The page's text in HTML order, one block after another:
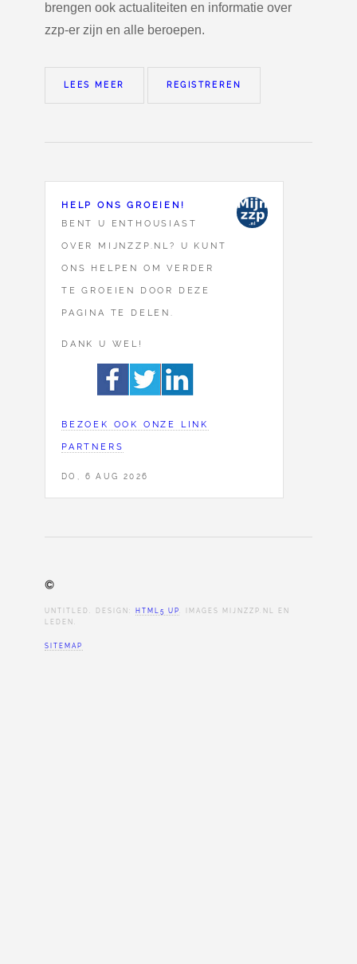
brengen ook actualiteiten en informatie over
zzp-er zijn en alle beroepen.
LEES MEER REGISTREREN
HELP ONS GROEIEN!
BENT U ENTHOUSIAST
OVER MIJNZZP.NL? U KUNT
ONS HELPEN OM VERDER
TE GROEIEN DOOR DEZE
PAGINA TE DELEN.
DANK U WEL!
BEZOEK OOK ONZE LINK
PARTNERS
DO, 6 AUG 2026
©
UNTITLED. DESIGN: HTML5 UP. IMAGES MIJNZZP.NL EN
LEDEN.
SITEMAP